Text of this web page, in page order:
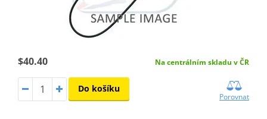
$40.40 Na centrálním skladu v ČR
Do košíku
Porovnat